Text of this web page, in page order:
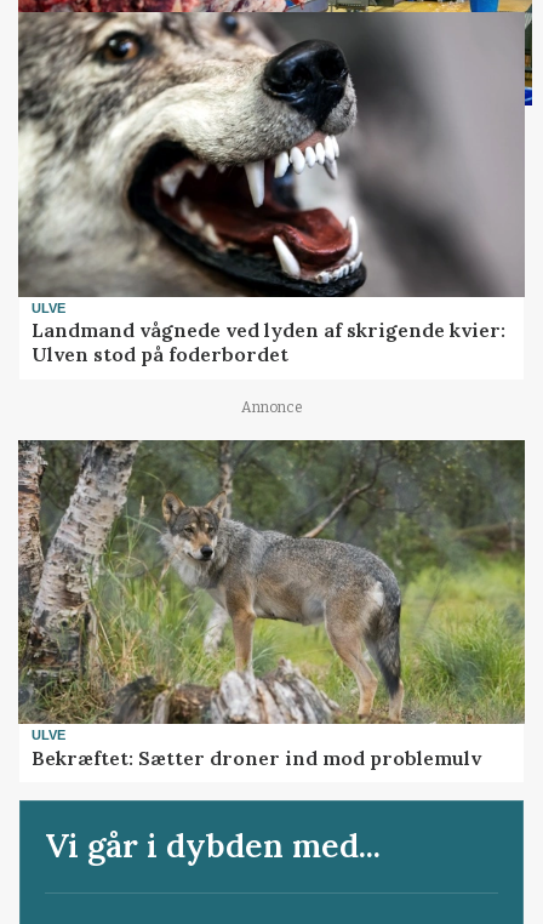
ULVE
Landmand vågnede ved lyden af skrigende kvier:
Ulven stod på foderbordet
Annonce
ULVE
Bekræftet: Sætter droner ind mod problemulv
Vi går i dybden med...